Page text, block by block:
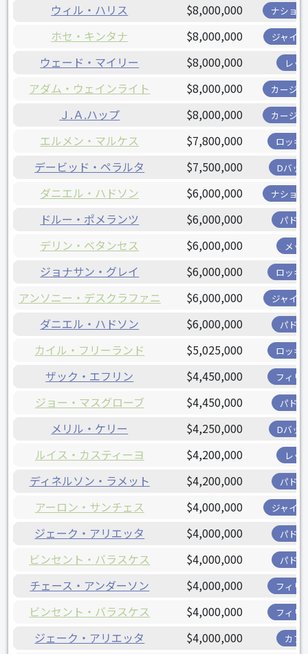
ウィル・ハリス $8,000,000 ナショ
ホセ・キンタナ $8,000,000 ジャイ
ウェード・マイリー $8,000,000 レッ
アダム・ウェインライト $8,000,000 カージ
Ｊ.Ａ.ハップ $8,000,000 カージ
エルメン・マルケス $7,800,000 ロッキ
デービッド・ペラルタ $7,500,000 Dバッ
ダニエル・ハドソン $6,000,000 ナショ
ドルー・ポメランツ $6,000,000 パド
デリン・ベタンセス $6,000,000 メッ
ジョナサン・グレイ $6,000,000 ロッキ
アンソニー・デスクラファニ $6,000,000 ジャイ
ダニエル・ハドソン $6,000,000 パド
カイル・フリーランド $5,025,000 ロッキ
ザック・エフリン $4,450,000 フィリ
ジョー・マスグローブ $4,450,000 パド
メリル・ケリー $4,250,000 Dバッ
ルイス・カスティーヨ $4,200,000 レッ
ディネルソン・ラメット $4,200,000 パド
アーロン・サンチェス $4,000,000 ジャイ
ジェーク・アリエッタ $4,000,000 パド
ビンセント・バラスケス $4,000,000 パド
チェース・アンダーソン $4,000,000 フィリ
ビンセント・バラスケス $4,000,000 フィリ
ジェーク・アリエッタ $4,000,000 カブ